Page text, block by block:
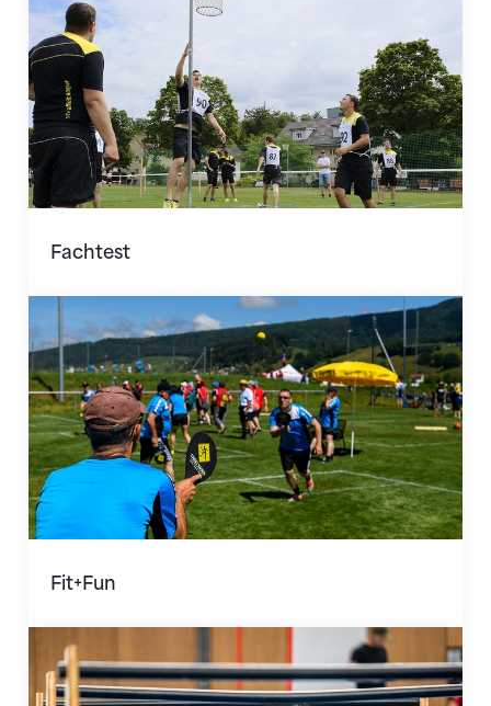
Fachtest
Fit+Fun
Fit+Fun
Jugendparcours